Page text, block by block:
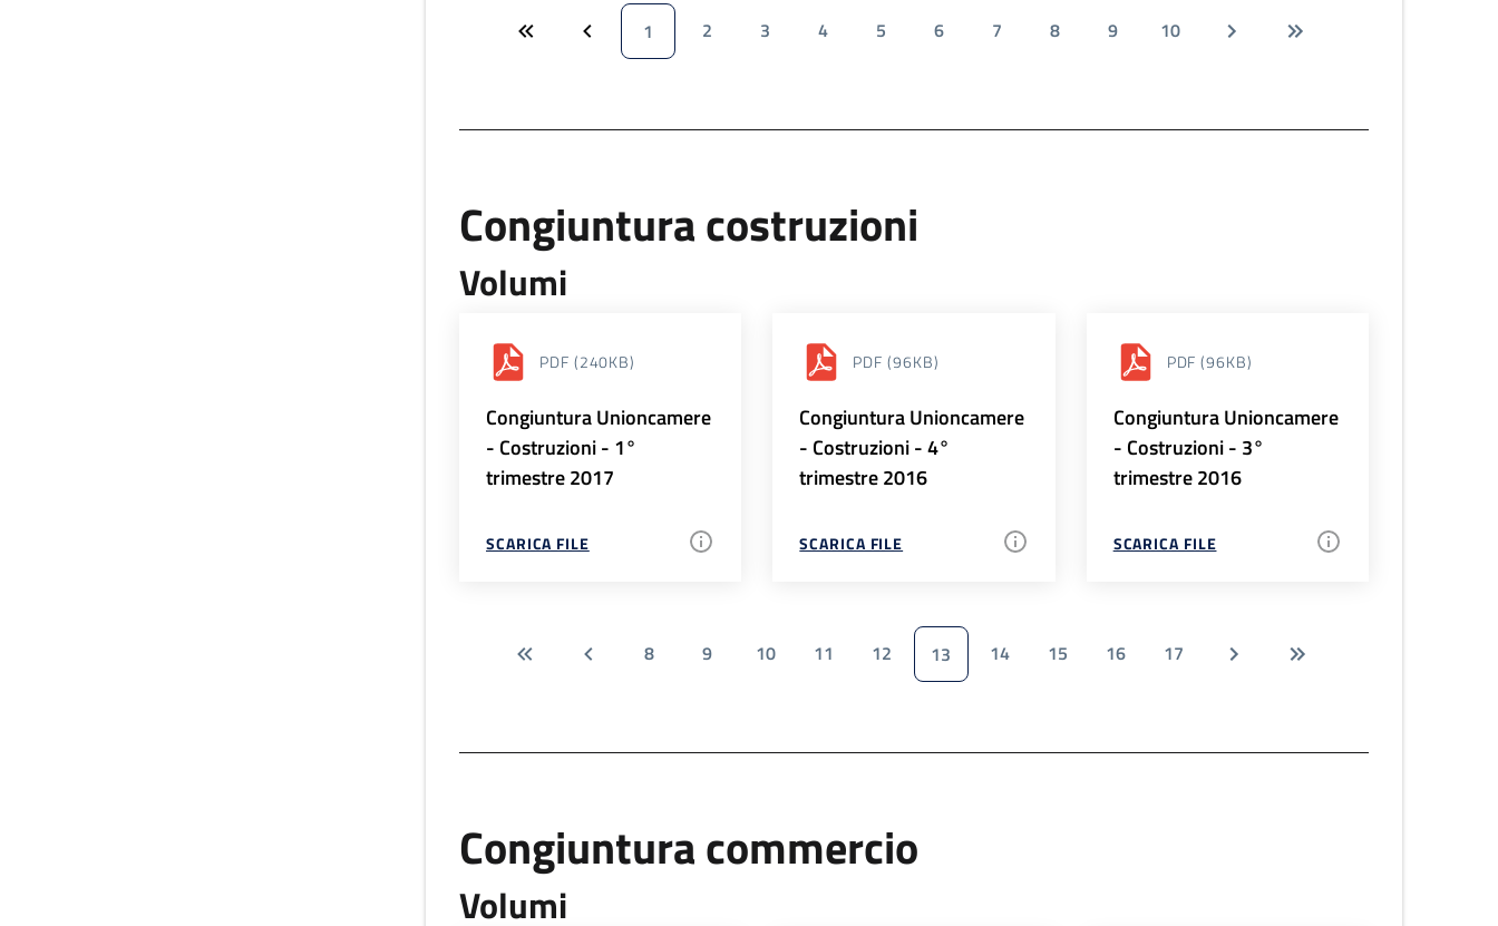
1 2 3 4 5 6 7 8 9 10
Congiuntura costruzioni
Volumi
PDF (240KB)
Congiuntura Unioncamere
- Costruzioni - 1°
trimestre 2017
SCARICA FILE
PDF (96KB)
Congiuntura Unioncamere
- Costruzioni - 4°
trimestre 2016
SCARICA FILE
PDF (96KB)
Congiuntura Unioncamere
- Costruzioni - 3°
trimestre 2016
SCARICA FILE
8 9 10 11 12 13 14 15 16 17
Congiuntura commercio
Volumi